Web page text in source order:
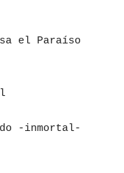
el Paraíso